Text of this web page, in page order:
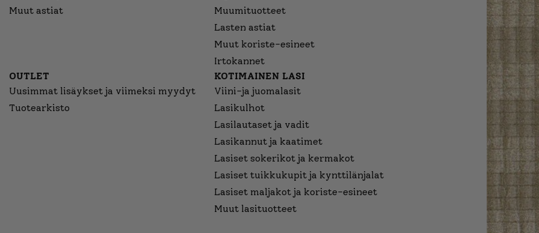
Muut astiat
Muumituotteet
Lasten astiat
Muut koriste-esineet
Irtokannet
OUTLET
Uusimmat lisäykset ja viimeksi myydyt
Tuotearkisto
KOTIMAINEN LASI
Viini-ja juomalasit
Lasikulhot
Lasilautaset ja vadit
Lasikannut ja kaatimet
Lasiset sokerikot ja kermakot
Lasiset tuikkukupit ja kynttilänjalat
Lasiset maljakot ja koriste-esineet
Muut lasituotteet